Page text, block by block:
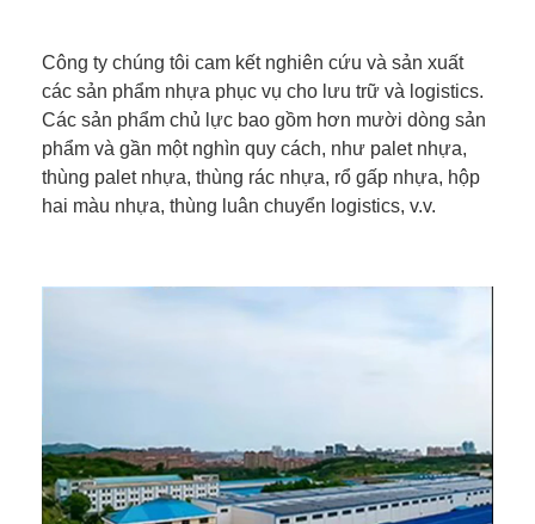
Công ty chúng tôi cam kết nghiên cứu và sản xuất
các sản phẩm nhựa phục vụ cho lưu trữ và logistics.
Các sản phẩm chủ lực bao gồm hơn mười dòng sản
phẩm và gần một nghìn quy cách, như palet nhựa,
thùng palet nhựa, thùng rác nhựa, rổ gấp nhựa, hộp
hai màu nhựa, thùng luân chuyển logistics, v.v.